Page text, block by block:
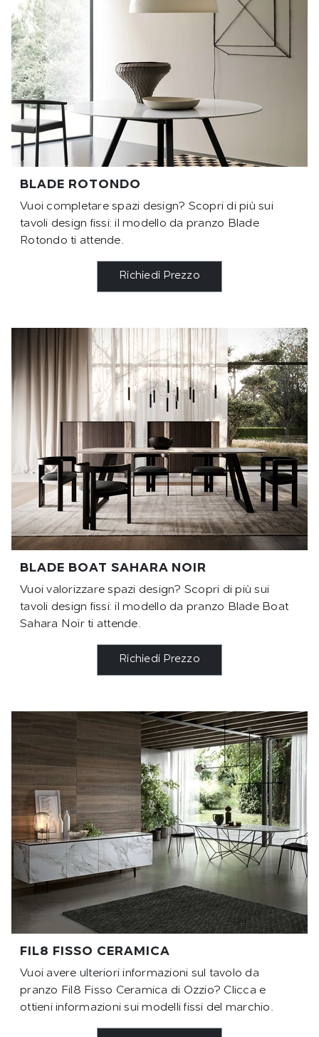
BLADE ROTONDO
Vuoi completare spazi design? Scopri di più sui
tavoli design fissi: il modello da pranzo Blade
Rotondo ti attende.
Richiedi Prezzo
BLADE BOAT SAHARA NOIR
Vuoi valorizzare spazi design? Scopri di più sui
tavoli design fissi: il modello da pranzo Blade Boat
Sahara Noir ti attende.
Richiedi Prezzo
FIL8 FISSO CERAMICA
Vuoi avere ulteriori informazioni sul tavolo da
pranzo Fil8 Fisso Ceramica di Ozzio? Clicca e
ottieni informazioni sui modelli fissi del marchio.